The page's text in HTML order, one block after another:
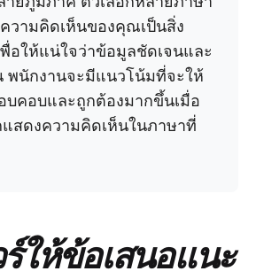
วามคิดเห็นของคุณเป็นสิ่ง
พื่อให้แน่ใจว่าข้อมูลชัดเจนและ
พนักงานจะมีแนวโน้มที่จะให้
บคอบและถูกต้องมากขึ้นเมื่อ
แสดงความคิดเห็นในภาษาที่
ให้ข้อเสนอแนะ